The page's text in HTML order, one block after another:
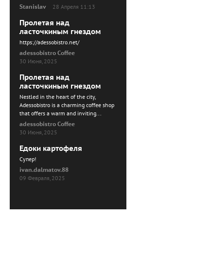
Stanislav
28 Апреля 11:13
Пролетая над
ласточкиным гнездом
https://adessobistro.net/
adessobistro Coffee
30 Июня, 2025
Пролетая над
ласточкиным гнездом
Nestled in the heart of the city,
Adessobistro is a charming coffee shop
that offers a warm and inviting...
adessobistro Coffee
30 Июня, 2025
Едоки картофеля
Cупер!
ivan.dalmatov.88
09 Февраля, 2025